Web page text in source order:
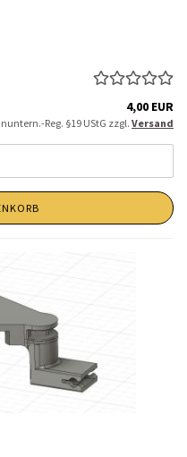
4,00 EUR
Reg. §19 UStG zzgl. Versand